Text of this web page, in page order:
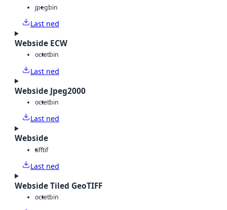
jpegbin
Last ned
Webside ECW
octetbin
Last ned
Webside Jpeg2000
octetbin
Last ned
Webside
tifftif
Last ned
Webside Tiled GeoTIFF
octetbin